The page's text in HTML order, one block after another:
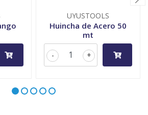
UYUSTOOLS
Huincha de Acero 50
mt
+
-